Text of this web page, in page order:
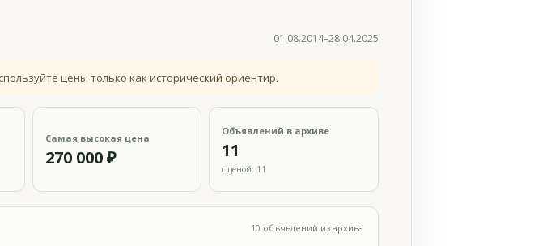
01.08.2014–28.04.2025
цены только как исторический ориентир.
Самая высокая цена
270 000 ₽
Объявлений в архиве
11
с ценой: 11
10 объявлений из архива